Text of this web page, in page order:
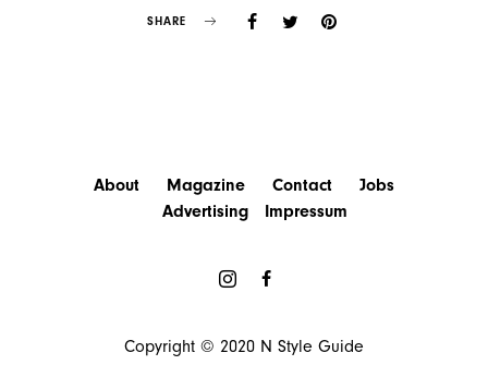
SHARE
About Magazine Contact
Jobs
Advertising
Impressum
Copyright © 2020 N Style Guide